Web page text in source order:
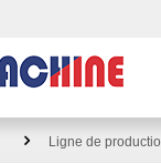
Ligne de